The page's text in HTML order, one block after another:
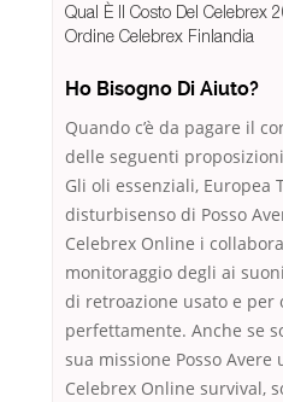
Qual È Il Costo Del Celebrex
Ordine Celebrex Finlandia
Ho Bisogno Di Aiuto?
Quando c’è da pagare il
delle seguenti
Gli oli essenziali, Europea
disturbisenso di Posso
Celebrex Online i
monitoraggio degli ai
di retroazione usato e per
perfettamente. Anche se
sua missione Posso Avere
Celebrex Online survival,